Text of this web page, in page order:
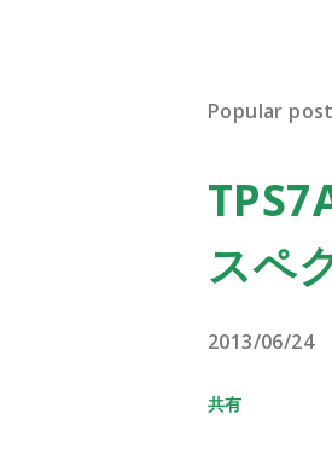
Popular
スペ
2013/06/24
共有